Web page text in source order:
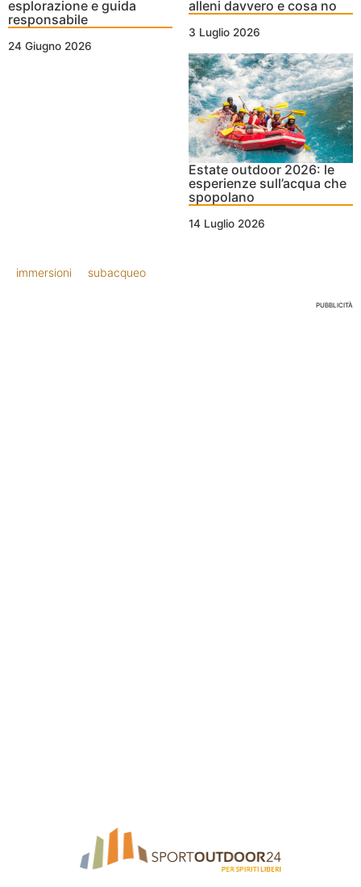
esplorazione e guida
responsabile
24 Giugno 2026
alleni davvero e cosa no
3 Luglio 2026
Estate outdoor 2026: le
esperienze sull’acqua che
spopolano
14 Luglio 2026
immersioni subacqueo
PUBBLICITÀ